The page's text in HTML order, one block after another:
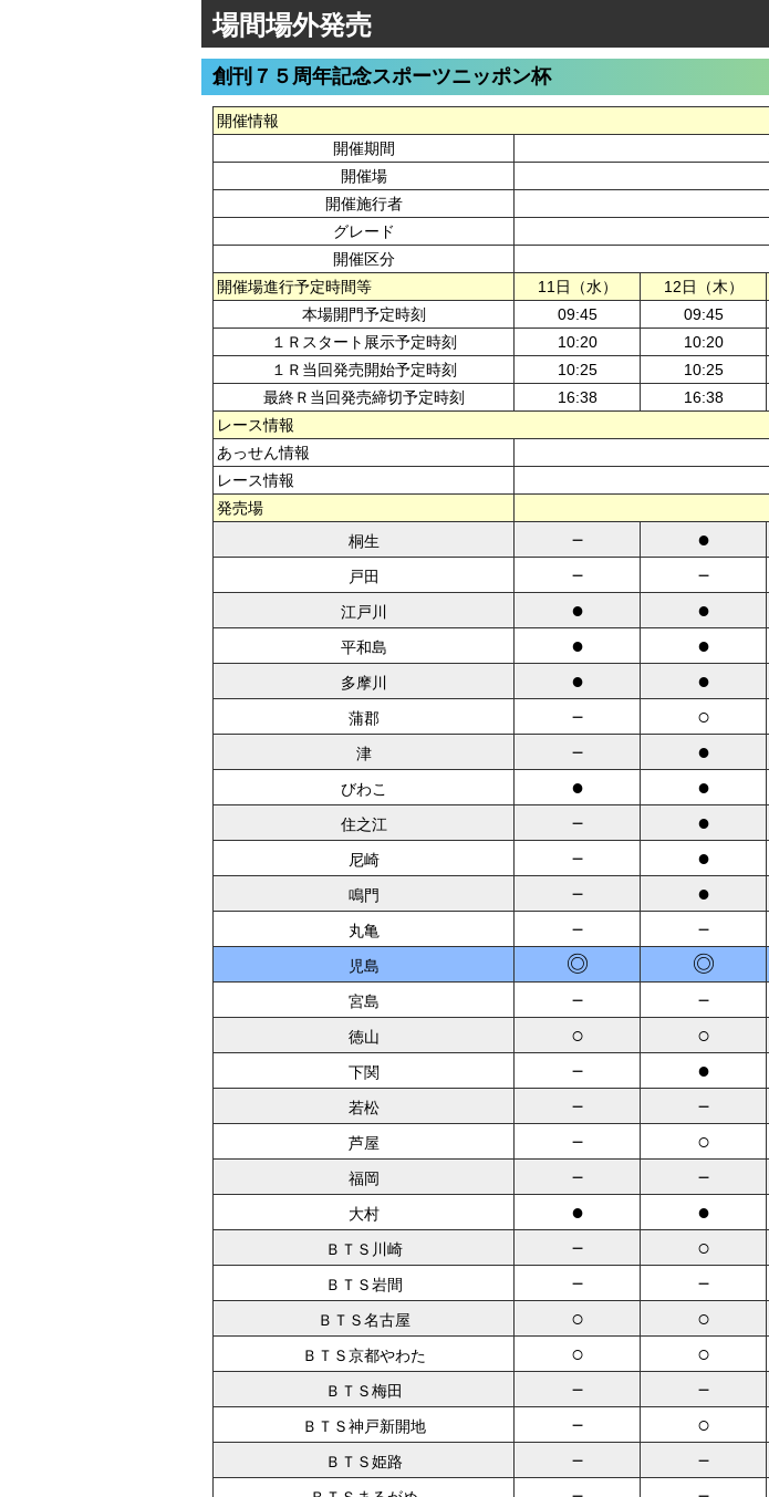
場間場外発売
創刊７５周年記念スポーツニッポン杯
開催情報
開催期間
開催場
開催施行者
グレード
開催区分
開催場進行予定時間等
11日（水） 12日（木）
本場開門予定時刻
09:45 09:45
１Ｒスタート展示予定時刻
10:20 10:20
１Ｒ当回発売開始予定時刻
10:25 10:25
最終Ｒ当回発売締切予定時刻
16:38 16:38
レース情報
あっせん情報
レース情報
発売場
桐生
－ ●
戸田 － －
江戸川 ● ●
平和島 ● ●
多摩川 ● ●
蒲郡 － ○
津 － ●
びわこ ● ●
住之江 － ●
尼崎 － ●
鳴門 － ●
丸亀 － －
児島 ◎ ◎
宮島 － －
徳山 ○ ○
下関 － ●
若松 － －
芦屋 － ○
福岡 － －
大村 ● ●
ＢＴＳ川崎 － ○
ＢＴＳ岩間 － －
ＢＴＳ名古屋 ○ ○
ＢＴＳ京都やわた ○ ○
ＢＴＳ梅田 － －
ＢＴＳ神戸新開地 － ○
ＢＴＳ姫路 － －